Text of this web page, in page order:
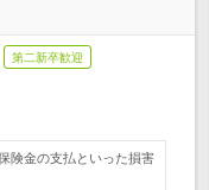
第二新卒歓迎
険金の支払といった損害